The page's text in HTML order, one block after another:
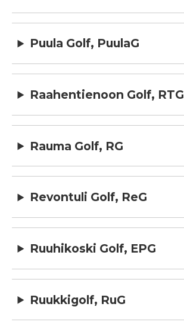
Puula Golf, PuulaG
Raahentienoon Golf, RTG
Rauma Golf, RG
Revontuli Golf, ReG
Ruuhikoski Golf, EPG
Ruukkigolf, RuG